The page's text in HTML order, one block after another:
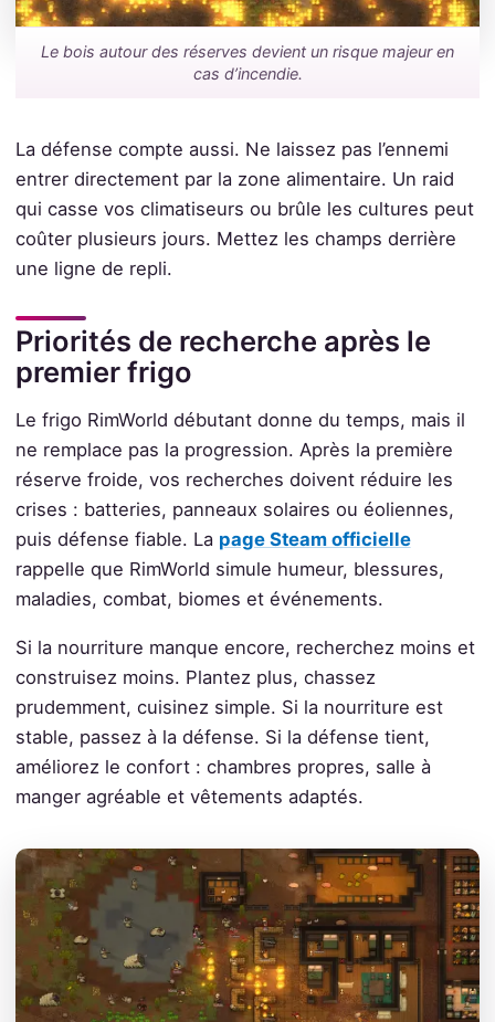
Le bois autour des réserves devient un risque majeur en
cas d’incendie.
La défense compte aussi. Ne laissez pas l’ennemi
entrer directement par la zone alimentaire. Un raid
qui casse vos climatiseurs ou brûle les cultures peut
coûter plusieurs jours. Mettez les champs derrière
une ligne de repli.
Priorités de recherche après le
premier frigo
Le frigo RimWorld débutant donne du temps, mais il
ne remplace pas la progression. Après la première
réserve froide, vos recherches doivent réduire les
crises : batteries, panneaux solaires ou éoliennes,
puis défense fiable. La page Steam officielle
rappelle que RimWorld simule humeur, blessures,
maladies, combat, biomes et événements.
Si la nourriture manque encore, recherchez moins et
construisez moins. Plantez plus, chassez
prudemment, cuisinez simple. Si la nourriture est
stable, passez à la défense. Si la défense tient,
améliorez le confort : chambres propres, salle à
manger agréable et vêtements adaptés.